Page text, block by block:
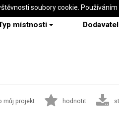
místnosti
můj projekt hodnotit
soubory cookie.